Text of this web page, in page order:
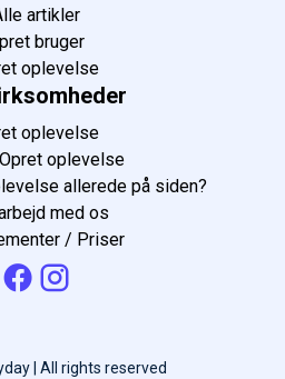
artikler
bruger
oplevelse
oplevelse
oplevelse
allerede på siden?
med os
/ Priser
| All rights reserved